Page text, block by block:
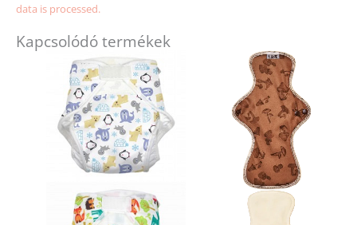
data is processed.
Kapcsolódó termékek
Ennek
a
terméknek
több
variációja
van.
A
a
termékoldalon